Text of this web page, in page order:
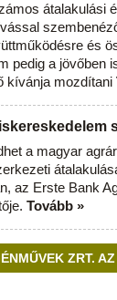
átalakulási
és
pedig a jövőben
kívánja mozdítani
a magyar
az Erste Bank
Tovább »
ZRT.